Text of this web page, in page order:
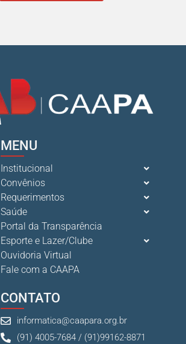
MENU
Institucional
Convênios
Requerimentos
Saúde
Portal da Transparência
Esporte e Lazer/Clube
Ouvidoria Virtual
Fale com a CAAPA
CONTATO
informatica@caapara.org.br
(91) 4005-7684 / (91)99162-8871